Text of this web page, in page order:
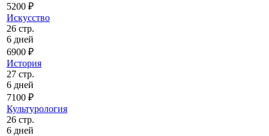
5200 ₽
Искусство
26 стр.
6 дней
6900 ₽
История
27 стр.
6 дней
7100 ₽
Культурология
26 стр.
6 дней